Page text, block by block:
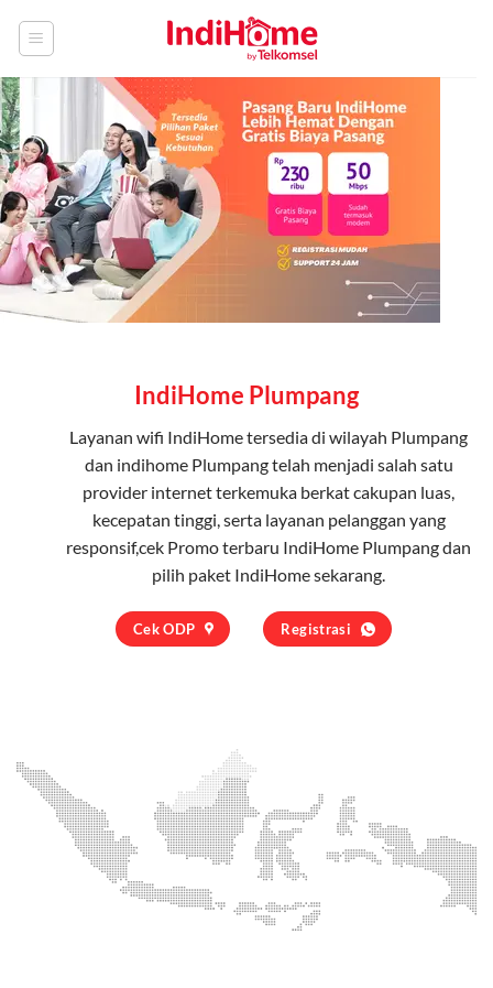
IndiHome Plumpang
Layanan wifi IndiHometersedia di wilayah Plumpang
dan indihome Plumpang telah menjadi salah satu
provider internet terkemuka berkat cakupan luas,
kecepatan tinggi, serta layanan pelanggan yang
responsif,cek Promo terbaru IndiHome Plumpang dan
pilih paket IndiHomesekarang.
Cek ODP Registrasi